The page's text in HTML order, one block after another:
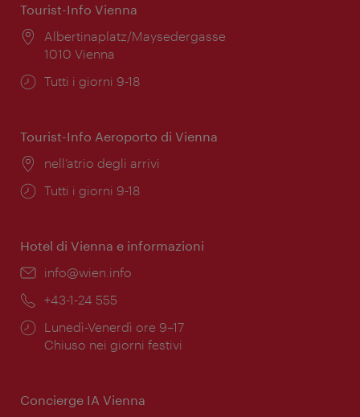
Tourist-Info Vienna
Posizione:
Albertinaplatz/Maysedergasse
1010 Vienna
Orari
Tutti i giorni 9-18
Tourist-Info Aeroporto di Vienna
Posizione:
nell’atrio degli arrivi
Orari
Tutti i giorni 9-18
Hotel di Vienna e informazioni
Email:
info@wien.info
Telefono:
+43-1-24 555
Orari
di
Lunedì-Venerdì ore 9–17
Chiuso nei giorni festivi
Concierge IA Vienna